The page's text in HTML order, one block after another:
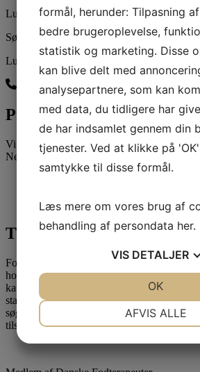
Lukket
Søndag
Lukket
Ring og bestil tid
Produkter
Vi forhandler også diverse produkter, indlæg
Nedenstående er blot nogle af vores
Tilskud
Forsikringer, kommuner og regioner
hos statsautoriserede fodterapeuter, hvis du
kategorier. Hvis du har en
starte med at tjekke, om du kan få tilskud.
søge om helbredstillæg i din kommune og
tilskud via en henvisning.
formål, herunder: Tilpasning
bedre brugeroplevelse,
statistik og marketing. Disse
kan blive delt med
analysepartnere, som kan
med data, du tidligere har
de har indsamlet gennem din
tjenester. Ved at klikke på
samtykke til disse formål.
Læs mere om vores brug af
behandling af persondata her.
VIS DETALJER
AFVIS ALLE
OK